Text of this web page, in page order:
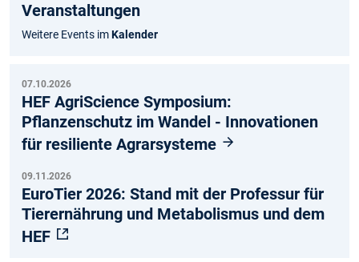
am
ok
e
Veranstaltungen
Weitere Events imKalender
07.10.2026
HEF AgriScience Symposium:
Pflanzenschutz im Wandel - Innovationen
für resiliente Agrarsysteme
09.11.2026
EuroTier 2026: Stand mit der Professur für
Tierernährung und Metabolismus und dem
HEF